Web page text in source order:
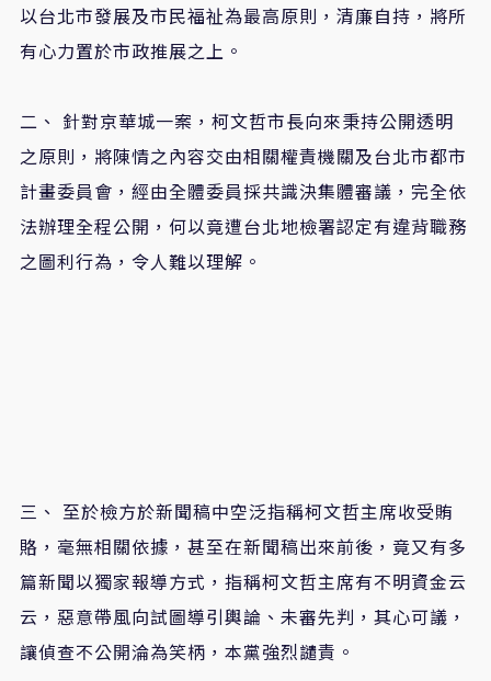
以台北市發展及市民福祉為最高原則，清廉自持，將所
有心力置於市政推展之上。
二、 針對京華城一案，柯文哲市長向來秉持公開透明
之原則，將陳情之內容交由相關權責機關及台北市都市
計畫委員會，經由全體委員採共識決集體審議，完全依
法辦理全程公開，何以竟遭台北地檢署認定有違背職務
之圖利行為，令人難以理解。
三、 至於檢方於新聞稿中空泛指稱柯文哲主席收受賄
賂，毫無相關依據，甚至在新聞稿出來前後，竟又有多
篇新聞以獨家報導方式，指稱柯文哲主席有不明資金云
云，惡意帶風向試圖導引輿論、未審先判，其心可議，
讓偵查不公開淪為笑柄，本黨強烈譴責。